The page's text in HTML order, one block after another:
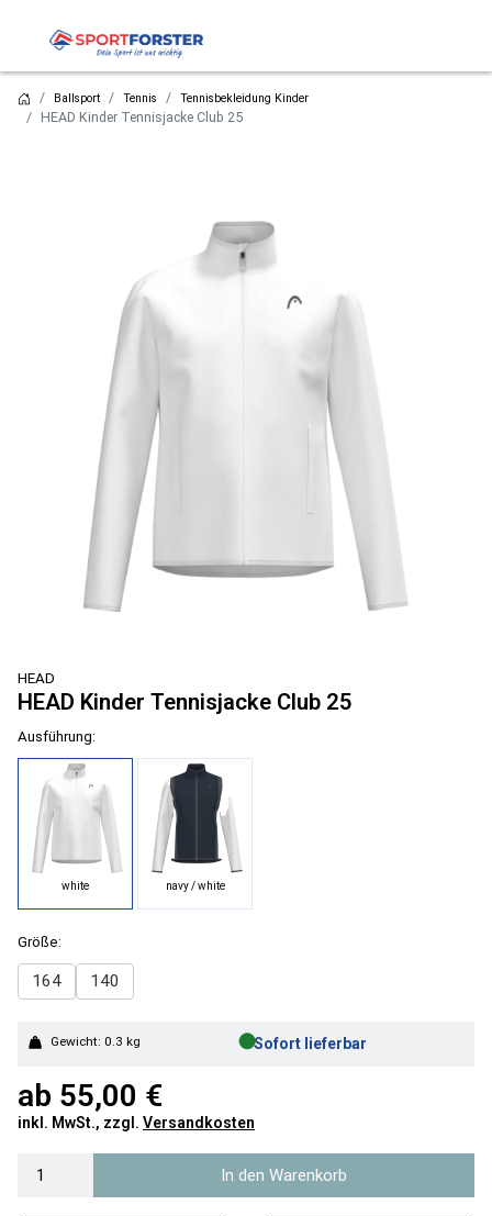
Ballsport Tennis Tennisbekleidung Kinder
HEAD Kinder Tennisjacke Club 25
HEAD
HEAD Kinder Tennisjacke Club 25
Ausführung:
white navy / white
Größe:
164 140
Gewicht: 0.3 kg ●Sofort lieferbar
ab 55,00 €
inkl. MwSt., zzgl. Versandkosten
In den Warenkorb